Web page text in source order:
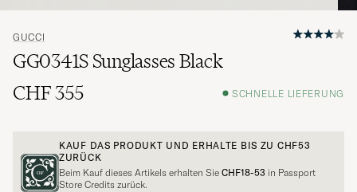
GUCCI
GG0341S Sunglasses Black
CHF 355
SCHNELLE LIEFERUNG
KAUF DAS PRODUKT UND ERHALTE BIS ZU CHF53
ZURÜCK
Beim Kauf dieses Artikels erhalten Sie CHF18-53 in Passport
Store Credits zurück.